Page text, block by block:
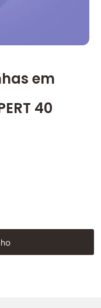
em
40